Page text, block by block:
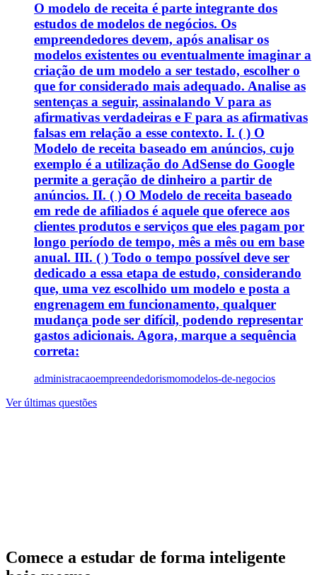
O modelo de receita é parte integrante dos
estudos de modelos de negócios. Os
empreendedores devem, após analisar os
modelos existentes ou eventualmente imaginar a
criação de um modelo a ser testado, escolher o
que for considerado mais adequado. Analise as
sentenças a seguir, assinalando V para as
afirmativas verdadeiras e F para as afirmativas
falsas em relação a esse contexto. I. ( ) O
Modelo de receita baseado em anúncios, cujo
exemplo é a utilização do AdSense do Google
permite a geração de dinheiro a partir de
anúncios. II. ( ) O Modelo de receita baseado
em rede de afiliados é aquele que oferece aos
clientes produtos e serviços que eles pagam por
longo período de tempo, mês a mês ou em base
anual. III. ( ) Todo o tempo possível deve ser
dedicado a essa etapa de estudo, considerando
que, uma vez escolhido um modelo e posta a
engrenagem em funcionamento, qualquer
mudança pode ser difícil, podendo representar
gastos adicionais. Agora, marque a sequência
correta:
administracaoempreendedorismomodelos-de-negocios
Ver últimas questões
Comece a estudar de forma inteligente